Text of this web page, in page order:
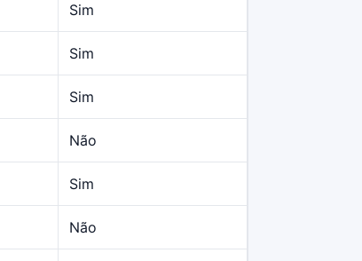
Sim
Sim
Sim
Não
Sim
Não